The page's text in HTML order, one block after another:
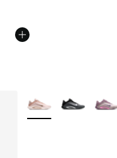
Plus de couleurs